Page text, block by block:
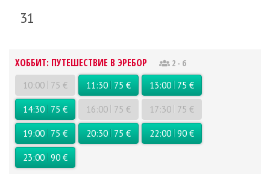
31
ХОББИТ: ПУТЕШЕСТВИЕ В ЭРЕБОР
2 - 6
10:00 75 € 11:30 75 € 13:00 75 €
14:30 75 € 16:00 75 € 17:30 75 €
19:00 75 € 20:30 75 € 22:00 90 €
23:00 90 €